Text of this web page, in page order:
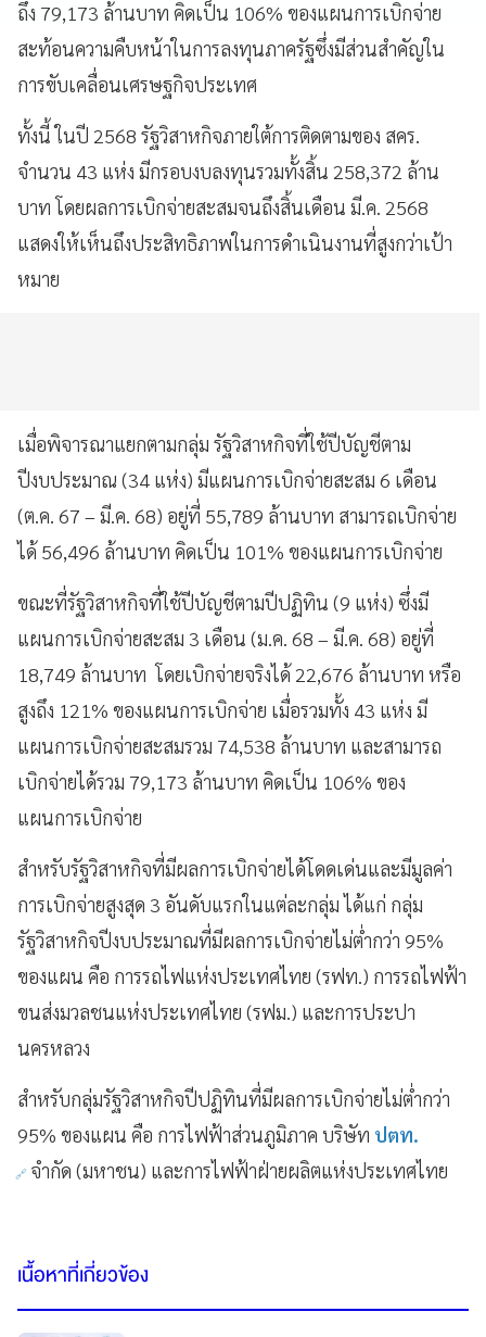
ถึง 79,173 ล้านบาท คิดเป็น 106% ของแผนการเบิกจ่าย
สะท้อนความคืบหน้าในการลงทุนภาครัฐซึ่งมีส่วนสำคัญใน
การขับเคลื่อนเศรษฐกิจประเทศ
ทั้งนี้ ในปี 2568 รัฐวิสาหกิจภายใต้การติดตามของ สคร.
จำนวน 43 แห่ง มีกรอบงบลงทุนรวมทั้งสิ้น 258,372 ล้าน
บาท โดยผลการเบิกจ่ายสะสมจนถึงสิ้นเดือน มี.ค. 2568
แสดงให้เห็นถึงประสิทธิภาพในการดำเนินงานที่สูงกว่าเป้า
หมาย
เมื่อพิจารณาแยกตามกลุ่ม รัฐวิสาหกิจที่ใช้ปีบัญชีตาม
ปีงบประมาณ (34 แห่ง) มีแผนการเบิกจ่ายสะสม 6 เดือน
(ต.ค. 67 – มี.ค. 68) อยู่ที่ 55,789 ล้านบาท สามารถเบิกจ่าย
ได้ 56,496 ล้านบาท คิดเป็น 101% ของแผนการเบิกจ่าย
ขณะที่รัฐวิสาหกิจที่ใช้ปีบัญชีตามปีปฏิทิน (9 แห่ง) ซึ่งมี
แผนการเบิกจ่ายสะสม 3 เดือน (ม.ค. 68 – มี.ค. 68) อยู่ที่
18,749 ล้านบาท โดยเบิกจ่ายจริงได้ 22,676 ล้านบาท หรือ
สูงถึง 121% ของแผนการเบิกจ่าย เมื่อรวมทั้ง 43 แห่ง มี
แผนการเบิกจ่ายสะสมรวม 74,538 ล้านบาท และสามารถ
เบิกจ่ายได้รวม 79,173 ล้านบาท คิดเป็น 106% ของ
แผนการเบิกจ่าย
สำหรับรัฐวิสาหกิจที่มีผลการเบิกจ่ายได้โดดเด่นและมีมูลค่า
การเบิกจ่ายสูงสุด 3 อันดับแรกในแต่ละกลุ่ม ได้แก่ กลุ่ม
รัฐวิสาหกิจปีงบประมาณที่มีผลการเบิกจ่ายไม่ต่ำกว่า 95%
ของแผน คือ การรถไฟแห่งประเทศไทย (รฟท.) การรถไฟฟ้า
ขนส่งมวลชนแห่งประเทศไทย (รฟม.) และการประปา
นครหลวง
สำหรับกลุ่มรัฐวิสาหกิจปีปฏิทินที่มีผลการเบิกจ่ายไม่ต่ำกว่า
95% ของแผน คือ การไฟฟ้าส่วนภูมิภาค บริษัท ปตท.
จำกัด (มหาชน) และการไฟฟ้าฝ่ายผลิตแห่งประเทศไทย
เนื้อหาที่เกี่ยวข้อง